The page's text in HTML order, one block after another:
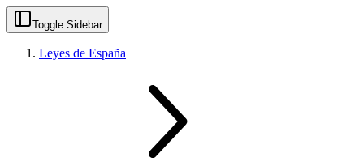
Toggle Sidebar
Leyes de España